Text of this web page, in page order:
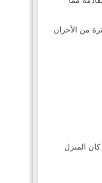
من الأحزان
المنزل